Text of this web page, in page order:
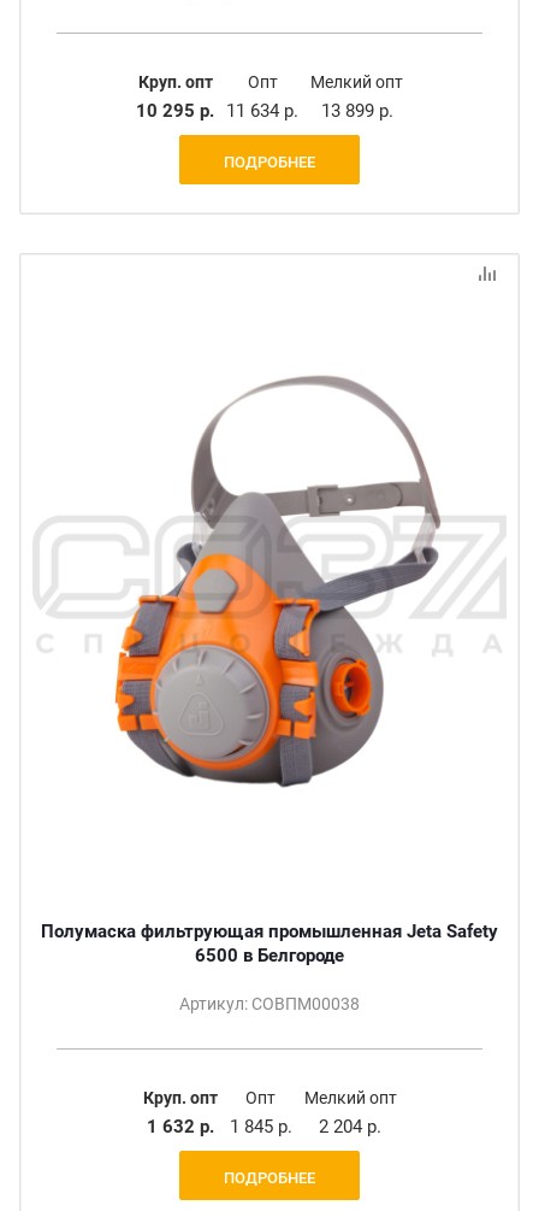
Круп. опт
10 295 р.
Опт
11 634 р.
Мелкий опт
13 899 р.
ПОДРОБНЕЕ
Полумаска фильтрующая промышленная Jeta Safety
6500 в Белгороде
Артикул: СОВПМ00038
Круп. опт
1 632 р.
Опт
1 845 р.
Мелкий опт
2 204 р.
ПОДРОБНЕЕ